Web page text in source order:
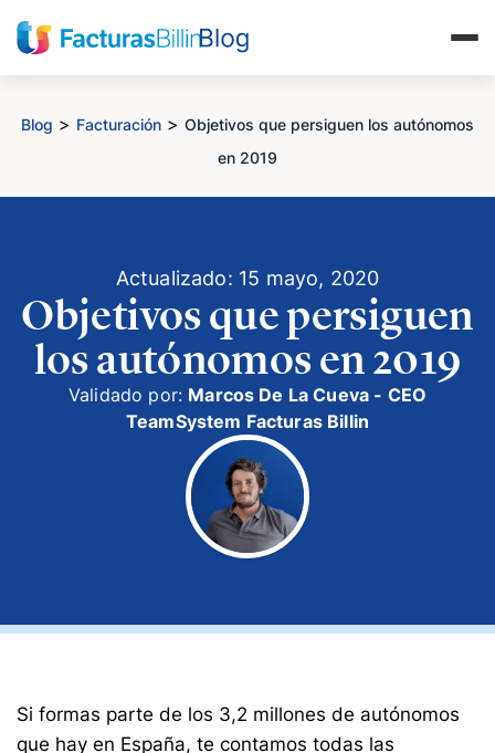
Blog > Facturación > Objetivos que persiguen los autónomos
en 2019
Actualizado: 15 mayo, 2020
Objetivos que persiguen
los autónomos en 2019
Validado por: Marcos De La Cueva - CEO
TeamSystem Facturas Billin
Si formas parte de los 3,2 millones de autónomos
que hay en España, te contamos todas las